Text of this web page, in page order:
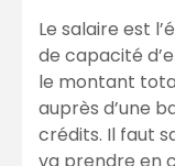
Le salaire est
de capacité
le montant
auprès d’une
crédits. Il faut
va prendre en